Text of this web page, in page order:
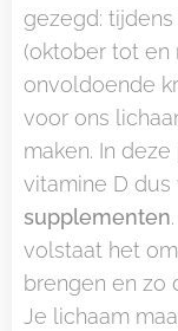
gezegd: tijdens
(oktober tot en
onvoldoende
voor ons
maken. In
vitamine D
supplementen
volstaat het om
brengen en zo
Je lichaam